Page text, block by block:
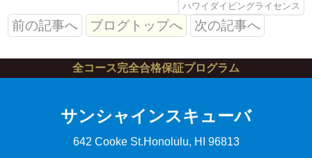
ハワイダイビングライセンス
前の記事へ ブログトップへ 次の記事へ
全コース完全合格保証プログラム
サンシャインスキューバ
642 Cooke St.Honolulu, HI 96813